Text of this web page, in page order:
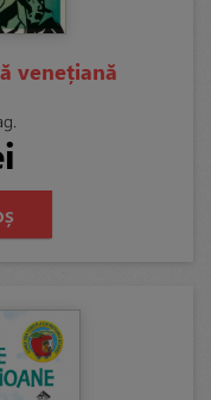
venețiană